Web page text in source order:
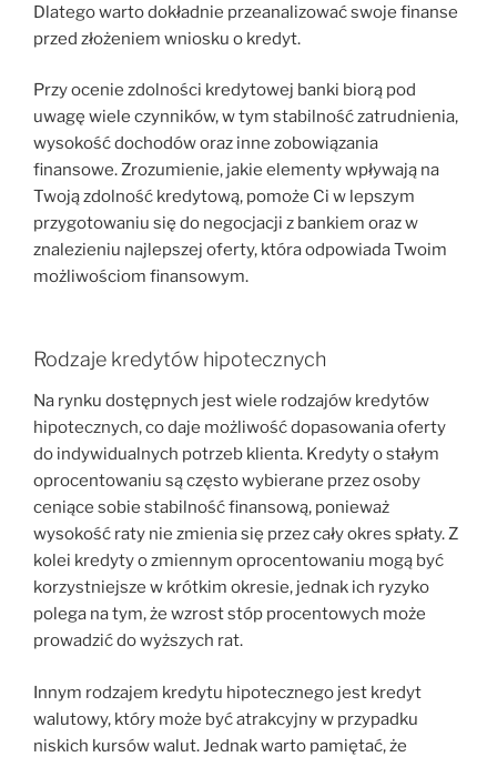
Dlatego warto dokładnie przeanalizować swoje finanse
przed złożeniem wniosku o kredyt.
Przy ocenie zdolności kredytowej banki biorą pod
uwagę wiele czynników, w tym stabilność zatrudnienia,
wysokość dochodów oraz inne zobowiązania
finansowe. Zrozumienie, jakie elementy wpływają na
Twoją zdolność kredytową, pomoże Ci w lepszym
przygotowaniu się do negocjacji z bankiem oraz w
znalezieniu najlepszej oferty, która odpowiada Twoim
możliwościom finansowym.
Rodzaje kredytów hipotecznych
Na rynku dostępnych jest wiele rodzajów kredytów
hipotecznych, co daje możliwość dopasowania oferty
do indywidualnych potrzeb klienta. Kredyty o stałym
oprocentowaniu są często wybierane przez osoby
ceniące sobie stabilność finansową, ponieważ
wysokość raty nie zmienia się przez cały okres spłaty. Z
kolei kredyty o zmiennym oprocentowaniu mogą być
korzystniejsze w krótkim okresie, jednak ich ryzyko
polega na tym, że wzrost stóp procentowych może
prowadzić do wyższych rat.
Innym rodzajem kredytu hipotecznego jest kredyt
walutowy, który może być atrakcyjny w przypadku
niskich kursów walut. Jednak warto pamiętać, że